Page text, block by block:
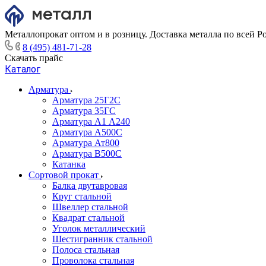
Металлопрокат оптом и в розницу. Доставка металла по всей
8 (495) 481-71-28
Скачать прайс
Каталог
Арматура
Арматура 25Г2С
Арматура 35ГС
Арматура А1 А240
Арматура А500С
Арматура Ат800
Арматура В500С
Катанка
Сортовой прокат
Балка двутавровая
Круг стальной
Швеллер стальной
Квадрат стальной
Уголок металлический
Шестигранник стальной
Полоса стальная
Проволока стальная